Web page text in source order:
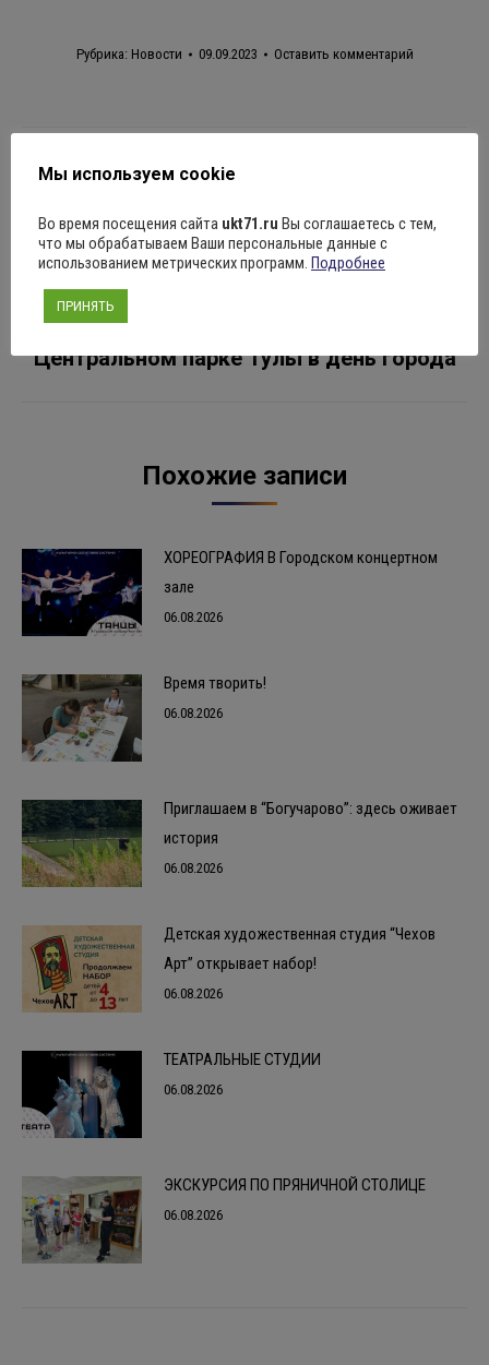
Рубрика: Новости 09.09.2023 Оставить комментарий
записям
ПРЕДЫДУЩАЯ
Предыдущая
запись:
героя ТУЛЫ
запись:
Цыганский ансамбль “ЯГОРИ” выступил в
Центральном парке Тулы в день города
Похожие записи
ХОРЕОГРАФИЯ В Городском концертном
зале
06.08.2026
Время творить!
06.08.2026
Приглашаем в “Богучарово”: здесь оживает
история
06.08.2026
Детская художественная студия “Чехов
Арт” открывает набор!
06.08.2026
ТЕАТРАЛЬНЫЕ СТУДИИ
06.08.2026
ЭКСКУРСИЯ ПО ПРЯНИЧНОЙ СТОЛИЦЕ
06.08.2026
Мы используем cookie
Во время посещения сайта ukt71.ru Вы соглашаетесь с тем,
что мы обрабатываем Ваши персональные данные с
использованием метрических программ. Подробнее
ПРИНЯТЬ